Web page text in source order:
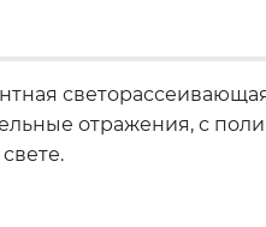
отражения, с